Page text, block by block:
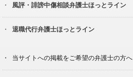
風評・誹謗中傷相談弁護士ほっとライン
退職代行弁護士ほっとライン
当サイトへの掲載をご希望の弁護士の方へ